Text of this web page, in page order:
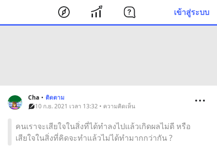
เข้าสู่ระบบ
Cha • ติดตาม
10 ก.ย. 2021 เวลา 13:32 • ความคิดเห็น
คนเราจะเสียใจในสิ่งที่ได้ทำลงไปแล้วเกิดผลไม่ดี หรือ
เสียใจในสิ่งที่คิดจะทำแล้วไม่ได้ทำมากกว่ากัน ?